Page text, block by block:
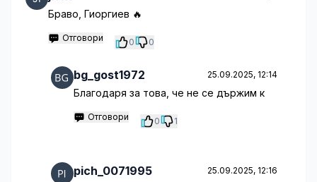
Браво, Гиоргиев 🔥
Отговори 0 0
bg_gost1972 25.09.2025, 12:14
Благодаря за това, че не се държим к
Отговори 0 1
pich_0071995 25.09.2025, 12:16